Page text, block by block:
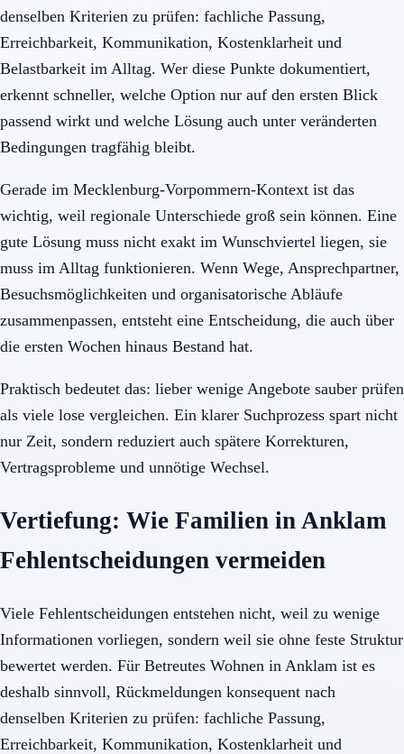
denselben Kriterien zu prüfen: fachliche Passung,
Erreichbarkeit, Kommunikation, Kostenklarheit und
Belastbarkeit im Alltag. Wer diese Punkte dokumentiert,
erkennt schneller, welche Option nur auf den ersten Blick
passend wirkt und welche Lösung auch unter veränderten
Bedingungen tragfähig bleibt.
Gerade im Mecklenburg-Vorpommern-Kontext ist das
wichtig, weil regionale Unterschiede groß sein können. Eine
gute Lösung muss nicht exakt im Wunschviertel liegen, sie
muss im Alltag funktionieren. Wenn Wege, Ansprechpartner,
Besuchsmöglichkeiten und organisatorische Abläufe
zusammenpassen, entsteht eine Entscheidung, die auch über
die ersten Wochen hinaus Bestand hat.
Praktisch bedeutet das: lieber wenige Angebote sauber prüfen
als viele lose vergleichen. Ein klarer Suchprozess spart nicht
nur Zeit, sondern reduziert auch spätere Korrekturen,
Vertragsprobleme und unnötige Wechsel.
Vertiefung: Wie Familien in Anklam
Fehlentscheidungen vermeiden
Viele Fehlentscheidungen entstehen nicht, weil zu wenige
Informationen vorliegen, sondern weil sie ohne feste Struktur
bewertet werden. Für Betreutes Wohnen in Anklam ist es
deshalb sinnvoll, Rückmeldungen konsequent nach
denselben Kriterien zu prüfen: fachliche Passung,
Erreichbarkeit, Kommunikation, Kostenklarheit und